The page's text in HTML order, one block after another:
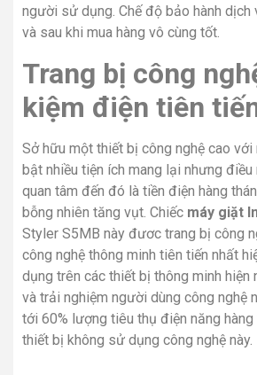
người sử dụng. Chế độ bảo hành
và sau khi mua hàng vô cùng tốt.
Trang bị công
kiệm điện tiên
Sở hữu một thiết bị công nghệ cao với
bật nhiều tiện ích mang lại nhưng
quan tâm đến đó là tiền điện hàng
bỗng nhiên tăng vụt. Chiếc máy giặt
Styler S5MB này đươc trang bị công
công nghệ thông minh tiên tiến nhất
dụng trên các thiết bị thông minh hiện
và trải nghiệm người dùng công nghệ
tới 60% lượng tiêu thụ điện năng
thiết bị không sử dụng công nghệ này.